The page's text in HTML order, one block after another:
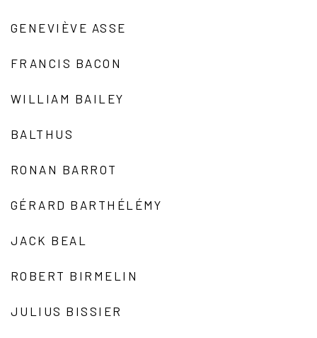
GENEVIÈVE ASSE
FRANCIS BACON
WILLIAM BAILEY
BALTHUS
RONAN BARROT
GÉRARD BARTHÉLÉMY
JACK BEAL
ROBERT BIRMELIN
JULIUS BISSIER